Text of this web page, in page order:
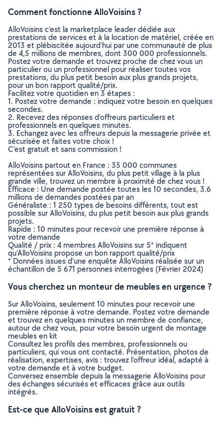
Comment fonctionne AlloVoisins ?
AlloVoisins c’est la marketplace leader dédiée aux
prestations de services et à la location de matériel, créée en
2013 et plébiscitée aujourd’hui par une communauté de plus
de 4,5 millions de membres, dont 300 000 professionnels.
Postez votre demande et trouvez proche de chez vous un
particulier ou un professionnel pour réaliser toutes vos
prestations, du plus petit besoin aux plus grands projets,
pour un bon rapport qualité/prix.
Facilitez votre quotidien en 3 étapes :
1. Postez votre demande : indiquez votre besoin en quelques
secondes.
2. Recevez des réponses d’offreurs particuliers et
professionnels en quelques minutes.
3. Echangez avec les offreurs depuis la messagerie privée et
sécurisée et faites votre choix !
C’est gratuit et sans commission !
AlloVoisins partout en France : 35 000 communes
représentées sur AlloVoisins, du plus petit village à la plus
grande ville, trouvez un membre à proximité de chez vous !
Efficace : Une demande postée toutes les 10 secondes, 3.6
millions de demandes postées par an
Généraliste : 1 250 types de besoins différents, tout est
possible sur AlloVoisins, du plus petit besoin aux plus grands
projets.
Rapide : 10 minutes pour recevoir une première réponse à
votre demande
Qualité / prix : 4 membres AlloVoisins sur 5* indiquent
qu’AlloVoisins propose un bon rapport qualité/prix
* Données issues d’une enquête AlloVoisins réalisée sur un
échantillon de 5 671 personnes interrogées (Février 2024)
Vous cherchez un monteur de meubles en urgence ?
Sur AlloVoisins, seulement 10 minutes pour recevoir une
première réponse à votre demande. Postez votre demande
et trouvez en quelques minutes un membre de confiance,
autour de chez vous, pour votre besoin urgent de montage
meubles en kit
Consultez les profils des membres, professionnels ou
particuliers, qui vous ont contacté. Présentation, photos de
réalisation, expertises, avis : trouvez l'offreur idéal, adapté à
votre demande et à votre budget.
Conversez ensemble depuis la messagerie AlloVoisins pour
des échanges sécurisés et efficaces grâce aux outils
intégrés.
Est-ce que AlloVoisins est gratuit ?